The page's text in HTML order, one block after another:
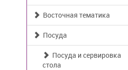
Восточная тематика
Посуда
Посуда и сервировка
стола